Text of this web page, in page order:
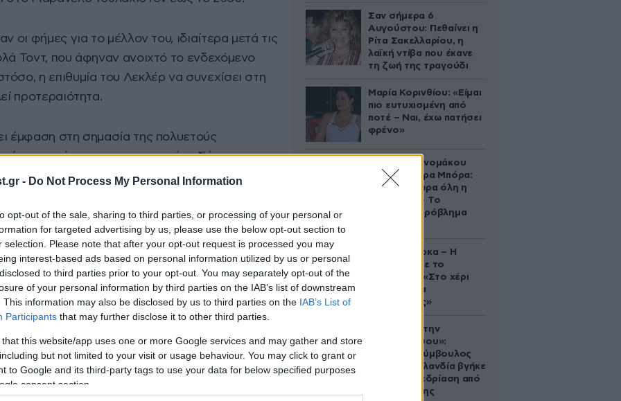
- Do Not Process My Personal Information
opt-out of the sale, sharing to third parties, or processing of your personal or
for targeted advertising by us, please use the below opt-out section to
selection. Please note that after your opt-out request is processed you may
interest-based ads based on personal information utilized by us or personal
to third parties prior to your opt-out. You may separately opt-out of the
of your personal information by third parties on the IAB’s list of downstream
This information may also be disclosed by us to third parties on the IAB’s List of
Participants that may further disclose it to other third parties.
that this website/app uses one or more Google services and may gather and store
but not limited to your visit or usage behaviour. You may click to grant or
to Google and its third-party tags to use your data for below specified purposes
consent section.
οι φήμες για το μέλλον του, ιδιαίτερα μετά τις
Τοντ, που άφηναν ανοιχτό το ενδεχόμενο
η επιθυμία του Λεκλέρ να συνεχίσει στη
προτεραιότητα.
έμφαση στη σημασία της πολυετούς
παραμέτρους της συμφωνίας. Σύμφωνα
του Λεκλέρ από τη Ferrari ανέρχονταν
του βήματα
μετρά ήδη σχεδόν μία δεκαετία. Το 2016
ξεκινώντας μια διαδρομή που τον οδήγησε
αθλητισμού.
Formula 2 το 2017 και το ντεμπούτο του στη
προαγωγή του στη Ferrari ήρθε έναν χρόνο
βασικό σημείο αναφοράς της ομάδας και σε
Σαν σήμερα 6
Αυγούστου: Πεθαίνει η
Ρίτα Σακελλαρίου, η
λαϊκή ντίβα που έκανε
τη ζωή της τραγούδι
Μαρία Κορινθίου: «Είμαι
πιο ευτυχισμένη από
ποτέ – Ναι, έχω πατήσει
φρένο»
Αθηνά Οικονομάκου
από τα Μπόρα Μπόρα:
«Έσκασε τώρα όλη η
κούραση» – Το
απρόοπτο πρόβλημα
Δανάη Μπάρκα – Η
ανάρτηση με το
σάντουιτς: «Στο χέρι
σου είναι να
αδυνατίσεις»
«Βλέπουμε την
μπουγάδα σου»:
Δημοτική σύμβουλος
στη Νέα Ζηλανδία βγήκε
live σε συνεδρίαση από
το μπάνιο της